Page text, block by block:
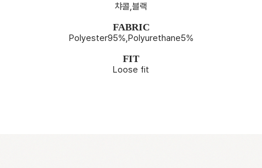
챠콜,블랙
FABRIC
Polyester95%,Polyurethane5%
FIT
Loose fit